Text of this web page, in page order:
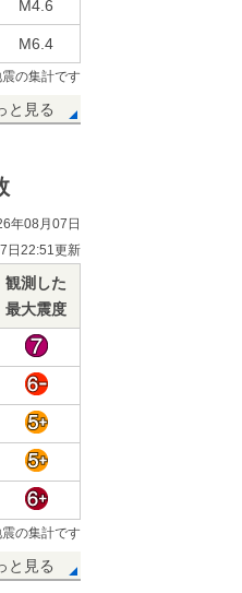
M4.6
M6.4
の集計です
と見る
年08月07日
日22:51更新
観測した
最大震度
の集計です
と見る